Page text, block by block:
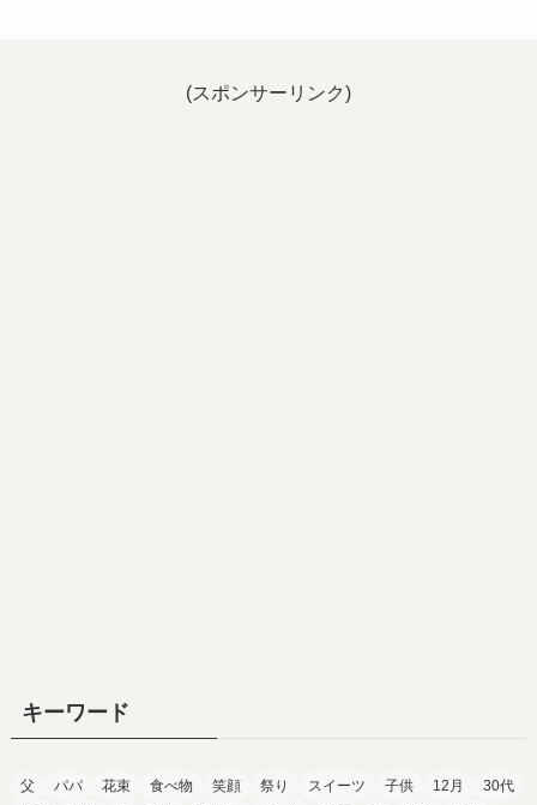
(スポンサーリンク)
キーワード
父 パパ 花束 食べ物 笑顔 祭り スイーツ 子供 12月
30代